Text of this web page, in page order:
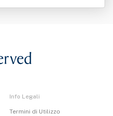
Info Legali
Termini di Utilizzo